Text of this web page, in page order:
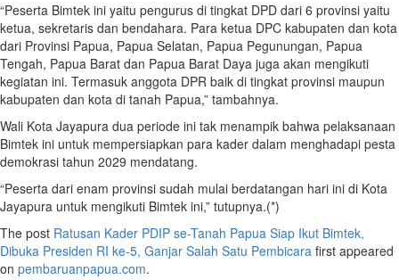
“Peserta Bimtek ini yaitu pengurus di tingkat DPD dari 6 provinsi yaitu
ketua, sekretaris dan bendahara. Para ketua DPC kabupaten dan kota
dari Provinsi Papua, Papua Selatan, Papua Pegunungan, Papua
Tengah, Papua Barat dan Papua Barat Daya juga akan mengikuti
kegiatan ini. Termasuk anggota DPR baik di tingkat provinsi maupun
kabupaten dan kota di tanah Papua,” tambahnya.
Wali Kota Jayapura dua periode ini tak menampik bahwa pelaksanaan
Bimtek ini untuk mempersiapkan para kader dalam menghadapi pesta
demokrasi tahun 2029 mendatang.
“Peserta dari enam provinsi sudah mulai berdatangan hari ini di Kota
Jayapura untuk mengikuti Bimtek ini,” tutupnya.(*)
The post Ratusan Kader PDIP se-Tanah Papua Siap Ikut Bimtek,
Dibuka Presiden RI ke-5, Ganjar Salah Satu Pembicara first appeared
on pembaruanpapua.com.